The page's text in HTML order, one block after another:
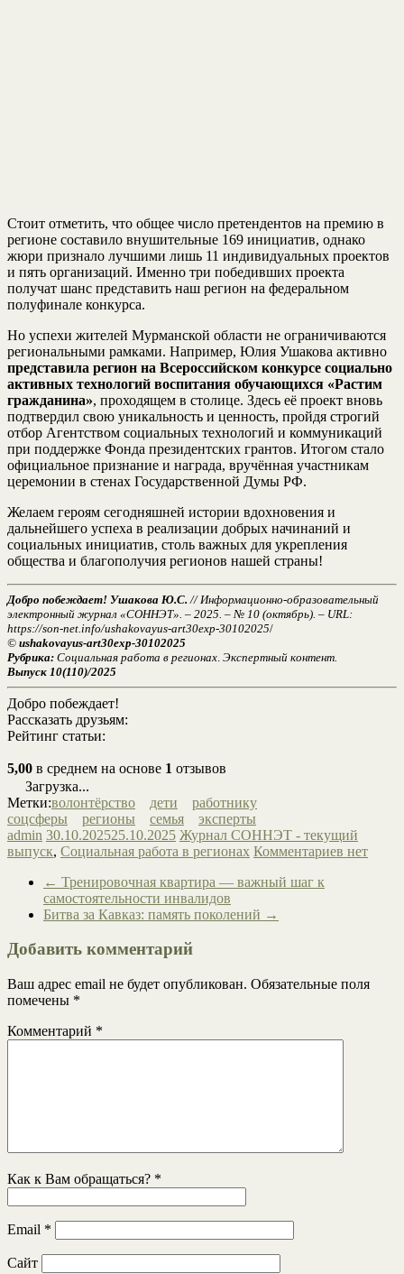
Стоит отметить, что общее число претендентов на премию в
регионе составило внушительные 169 инициатив, однако
жюри признало лучшими лишь 11 индивидуальных проектов
и пять организаций. Именно три победивших проекта
получат шанс представить наш регион на федеральном
полуфинале конкурса.
Но успехи жителей Мурманской области не ограничиваются
региональными рамками. Например, Юлия Ушакова активно
представила регион на Всероссийском конкурсе социально
активных технологий воспитания обучающихся «Растим
гражданина», проходящем в столице. Здесь её проект вновь
подтвердил свою уникальность и ценность, пройдя строгий
отбор Агентством социальных технологий и коммуникаций
при поддержке Фонда президентских грантов. Итогом стало
официальное признание и награда, вручённая участникам
церемонии в стенах Государственной Думы РФ.
Желаем героям сегодняшней истории вдохновения и
дальнейшего успеха в реализации добрых начинаний и
социальных инициатив, столь важных для укрепления
общества и благополучия регионов нашей страны!
Добро побеждает! Ушакова Ю.С. // Информационно-образовательный
электронный журнал «СОННЭТ». – 2025. – № 10 (октябрь). – URL:
https://son-net.info/ushakovayus-art30exp-30102025/
© ushakovayus-art30exp-30102025
Рубрика: Социальная работа в регионах Экспертный контент.
Выпуск 10(110)/2025
Добро побеждает!
Рассказать друзьям:
Рейтинг статьи:
5,00 в среднем на основе 1 отзывов
Загрузка...
Метки:волонтёрство дети
работнику
соцсферы
регионы семья
эксперты
admin 30.10.202525.10.2025 Журнал СОННЭТ - текущий
выпуск, Социальная работа в регионах Комментариев нет
← Тренировочная квартира — важный шаг к
самостоятельности инвалидов
Битва за Кавказ: память поколений →
Добавить комментарий
Ваш адрес email не будет опубликован. Обязательные поля
помечены *
Комментарий *
Как к Вам обращаться? *
Email *
Сайт